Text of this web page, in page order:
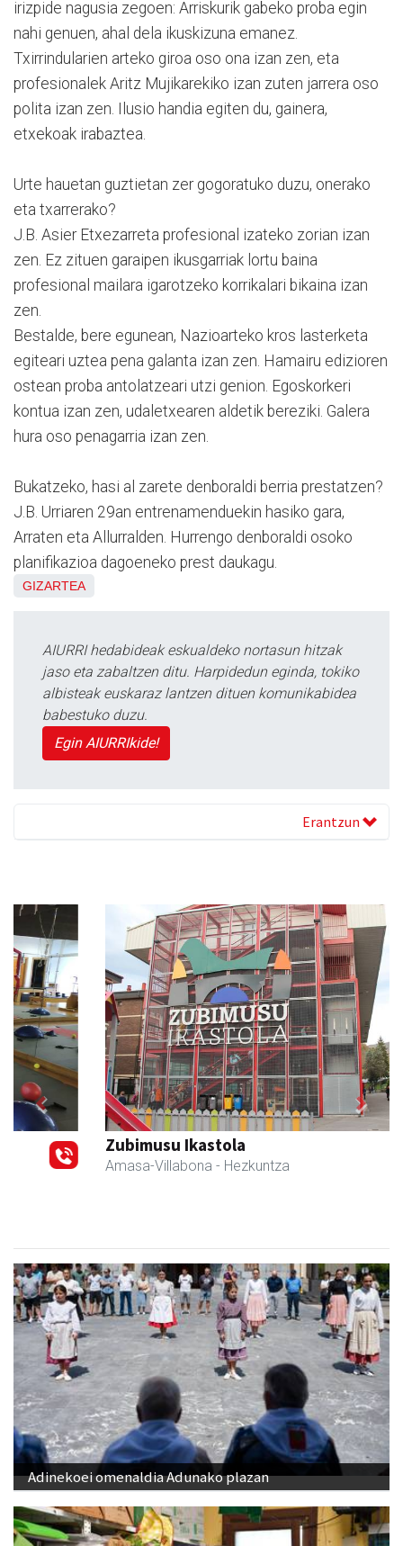
irizpide nagusia zegoen: Arriskurik gabeko proba egin
nahi genuen, ahal dela ikuskizuna emanez.
Txirrindularien arteko giroa oso ona izan zen, eta
profesionalek Aritz Mujikarekiko izan zuten jarrera oso
polita izan zen. Ilusio handia egiten du, gainera,
etxekoak irabaztea.
Urte hauetan guztietan zer gogoratuko duzu, onerako
eta txarrerako?
J.B. Asier Etxezarreta profesional izateko zorian izan
zen. Ez zituen garaipen ikusgarriak lortu baina
profesional mailara igarotzeko korrikalari bikaina izan
zen.
Bestalde, bere egunean, Nazioarteko kros lasterketa
egiteari uztea pena galanta izan zen. Hamairu edizioren
ostean proba antolatzeari utzi genion. Egoskorkeri
kontua izan zen, udaletxearen aldetik bereziki. Galera
hura oso penagarria izan zen.
Bukatzeko, hasi al zarete denboraldi berria prestatzen?
J.B. Urriaren 29an entrenamenduekin hasiko gara,
Arraten eta Allurralden. Hurrengo denboraldi osoko
planifikazioa dagoeneko prest daukagu.
GIZARTEA
AIURRI hedabideak eskualdeko nortasun hitzak
jaso eta zabaltzen ditu. Harpidedun eginda, tokiko
albisteak euskaraz lantzen dituen komunikabidea
babestuko duzu.
Egin AIURRIkide!
Erantzun
Zubimusu Ikastola
Amasa-Villabona - Hezkuntza
Previous Next
Adinekoei omenaldia Adunako plazan